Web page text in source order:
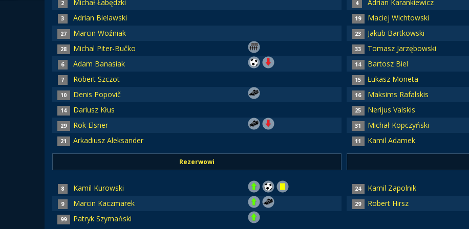
2 Michał Łabędzki
3 Adrian Bielawski
27 Marcin Woźniak
28 Michal Piter-Bučko
6 Adam Banasiak
7 Robert Szczot
10 Denis Popovič
14 Dariusz Kłus
29 Rok Elsner
21 Arkadiusz Aleksander
Rezerwowi
8 Kamil Kurowski
9 Marcin Kaczmarek
99 Patryk Szymański
4 Adrian Karankiewicz
19 Maciej Wichtowski
23 Jakub Bartkowski
33 Tomasz Jarzębowski
14 Bartosz Biel
15 Łukasz Moneta
16 Maksims Rafalskis
25 Nerijus Valskis
31 Michał Kopczyński
11 Kamil Adamek
24 Kamil Zapolnik
29 Robert Hirsz